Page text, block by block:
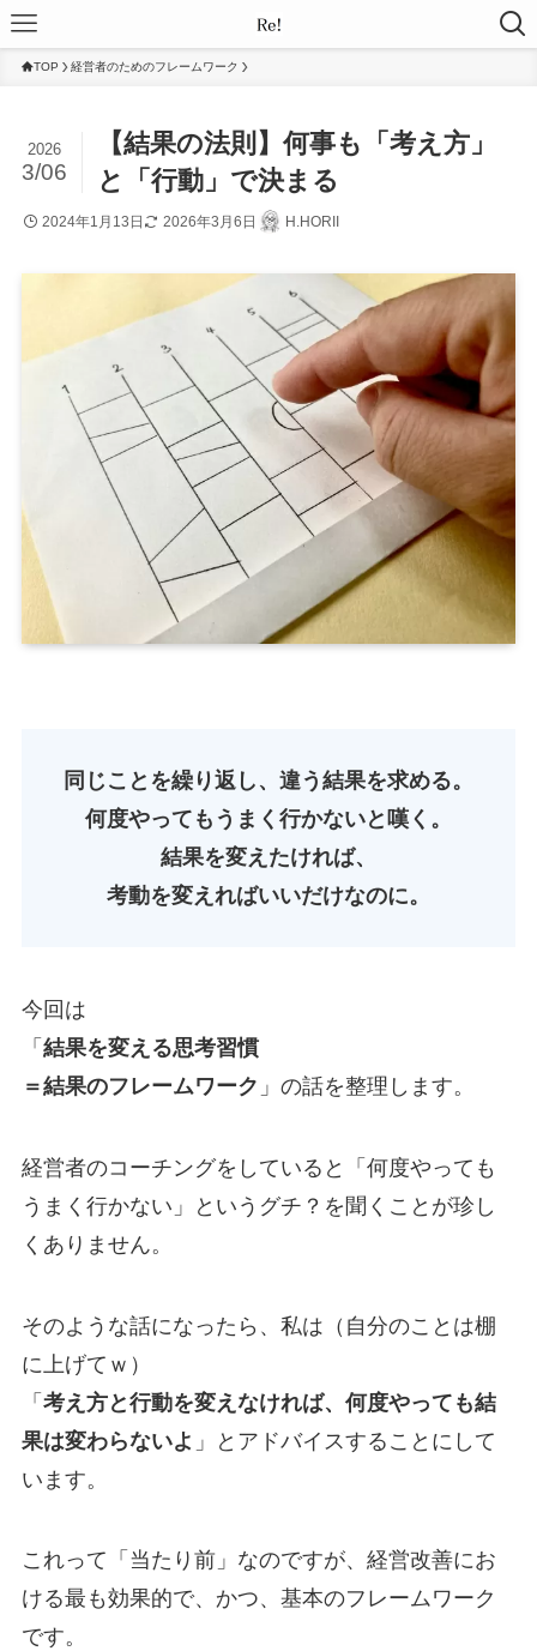
TOP 経営者のためのフレームワーク
【結果の法則】何事も「考え方」
と「行動」で決まる
2026
3/06
2024年1月13日 2026年3月6日 H.HORII
同じことを繰り返し、違う結果を求める。
何度やってもうまく行かないと嘆く。
結果を変えたければ、
考動を変えればいいだけなのに。
今回は
「 結果を変える思考習慣
＝結果のフレームワーク 」の話を整理します。
経営者のコーチングをしていると「何度やっても
うまく行かない」というグチ？を聞くことが珍し
くありません。
そのような話になったら、私は（自分のことは棚
に上げてｗ）
「 考え方と行動を変えなければ、何度やっても結
果は変わらないよ 」とアドバイスすることにして
います。
これって「当たり前」なのですが、経営改善にお
ける最も効果的で、かつ、基本のフレームワーク
です。